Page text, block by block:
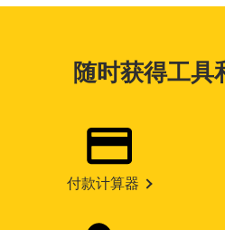
随时获得工具
付款计算器